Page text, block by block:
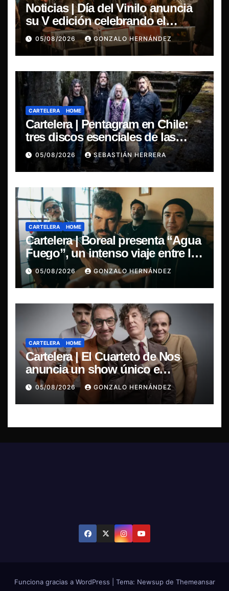
Noticias | Día del Vinilo anuncia
su V edición celebrando el
regreso del 7″ fabricado en Chile
05/08/2026 GONZALO HERNÁNDEZ
CARTELERA HOME
Cartelera | Pentagram en Chile:
tres discos esenciales de las
leyendas del doom
05/08/2026 SEBASTIÁN HERRERA
CARTELERA HOME
Cartelera | Boreal presenta “Agua
Fuego”, un intenso viaje entre la
pasión y la desilusión
05/08/2026 GONZALO HERNÁNDEZ
CARTELERA HOME
Cartelera | El Cuarteto de Nos
anuncia un show único e
irrepetible en el Movistar Arena
05/08/2026 GONZALO HERNÁNDEZ
Funciona gracias a WordPress Tema: Newsup de Themeansar